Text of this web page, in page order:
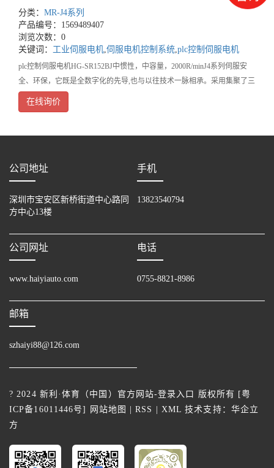
分类： MR-J4系列
产品编号：1569489407
浏览次数：0
关键词： 工业伺服电机 伺服电机控制系统 plc控制伺服电机
plc控制伺服电机HG-SR152BJ中惯性，中容量，2000R/minJ4系列伺服安
全、环保，它既是全数字化的先导,也与以往技术一脉相承。采用集聚了三
菱进一步优化的高速伺服控制结构的专用执
在线询价
公司地址
深圳市宝安区新桥街道中心路同
方中心13楼
手机
13823540794
公司网址
www.haiyiauto.com
电话
0755-8821-8986
邮箱
szhaiyi88@126.com
? 2024 新利·体育（中国）官方网站-登录入口 版权所有 [粤
ICP备16011446号] 网站地图 |RSS | XML 技术支持： 华企立
方